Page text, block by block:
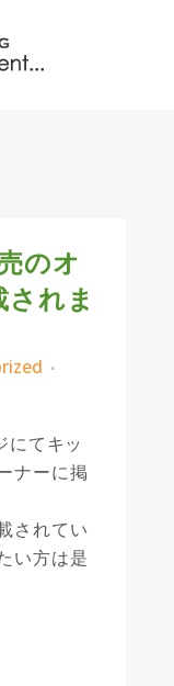
のオ
れま
にてキッ
ナーに掲
されてい
い方は是